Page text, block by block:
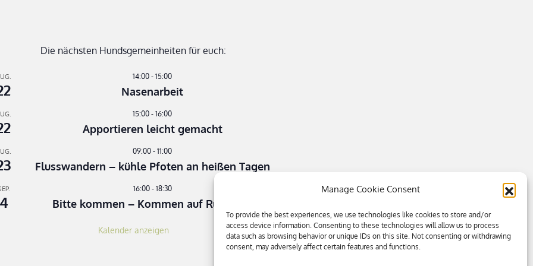
Manage Cookie Consent
To provide the best experiences, we use technologies like cookies to store and/or
access device information. Consenting to these technologies will allow us to process
data such as browsing behavior or unique IDs on this site. Not consenting or withdrawing
consent, may adversely affect certain features and functions.
Die nächsten Hundsgemeinheiten für euch:
14:00 - 15:00
Nasenarbeit
15:00 - 16:00
Apportieren leicht gemacht
09:00 - 11:00
Flusswandern – kühle Pfoten an heißen Tagen
4
16:00- 18:30
Bitte kommen – Kommen auf Ruf Teil 3
Kalender anzeigen